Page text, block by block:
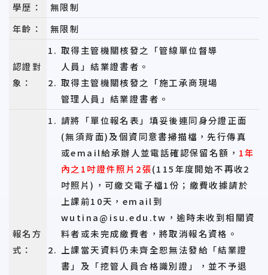
學歷：
無限制
年齡：
無限制
認證對
象：
取得主管機關核發之 「管線單位督導
人員 」結業證書者。
取得主管機關核發之
「施工承商現場
管理人員 」結業證書者。
報名方
式：
請將「單位報名表」填妥後連同身分證正面
(無須背面)及個資同意書掃描檔，先行傳真
或email給承辦人並電話確認保留名額， 1年
內之1吋證件照片2張(115年度開始不再收2
吋照片)，可繳交電子檔1份；繳費收據請於
上課前10天，email到
wutina@isu.edu.tw，逾時未收到相關資
料者或未完成繳費者，將取消報名資格。
上課當天資料仍未齊全恕無法發給「結業證
書」及「挖管人員合格識別證」，並不予退